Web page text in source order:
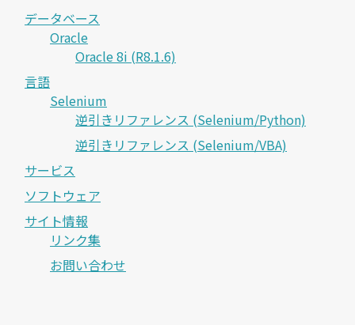
データベース
Oracle
Oracle 8i (R8.1.6)
言語
Selenium
逆引きリファレンス (Selenium/Python)
逆引きリファレンス (Selenium/VBA)
サービス
ソフトウェア
サイト情報
リンク集
お問い合わせ